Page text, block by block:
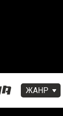
ЖАНР